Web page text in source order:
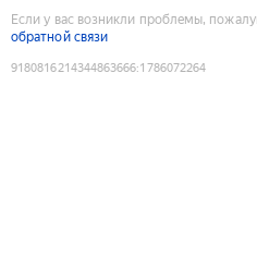
Если у вас возникли проблемы,
обратной связи
9180816214344863666:1786072264